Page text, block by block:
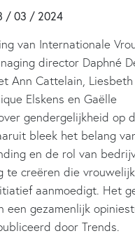
/ 03 / 2024
van Internationale
director Daphné
Ann Cattelain,
Elskens en Gaëlle
gendergelijkheid op
bleek het belang
en de rol van
te creëren die
aanmoedigt. Het
een gezamenlijk
door Trends.